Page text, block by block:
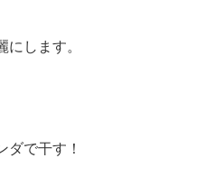
します。
ダで干す！